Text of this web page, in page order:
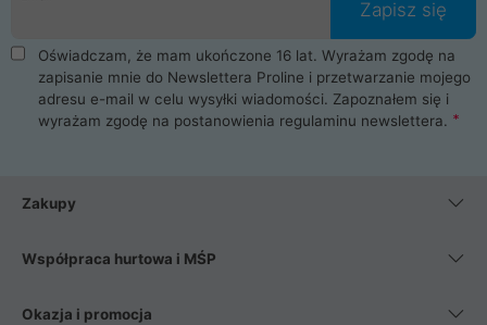
ProLine to czysta przyjemność i pełne bezpieczeństwo.
Zaopatrzysz się u nas w akcesoria i części komputerowe
takie jak procesory, karty graficzne, płyty główne, pamięci,
dyski SSD, M.2 oraz HDD. Nasi pracownicy pomogą Ci wybrać
najlepszy zasilacz komputerowy oraz obudowę do komputera.
Poza komputerami mamy również najlepsze na rynku
Smartfony takich producentów jak Xiaomi, Apple, Samsung i
wentylatory. Na koniec mając już to wszystko, możesz
Zapisz się
Oświadczam, że mam ukończone 16 lat. Wyrażam zgodę na
zapisanie mnie do Newslettera Proline i przetwarzanie mojego
adresu e-mail w celu wysyłki wiadomości. Zapoznałem się i
wyrażam zgodę na postanowienia regulaminu newslettera.
Zakupy
Współpraca hurtowa i MŚP
Okazja i promocja